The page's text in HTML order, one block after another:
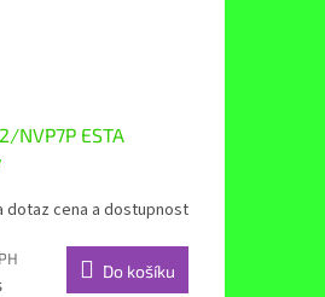
NVP7P ESTA
dotaz cena a dostupnost
Do košíku